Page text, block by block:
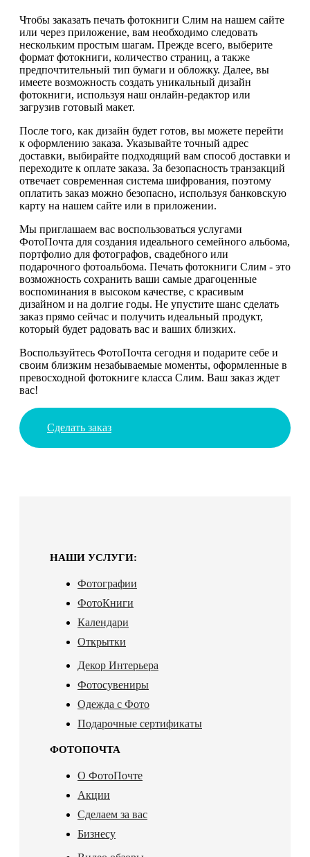
Чтобы заказать печать фотокниги Слим на нашем сайте
или через приложение, вам необходимо следовать
нескольким простым шагам. Прежде всего, выберите
формат фотокниги, количество страниц, а также
предпочтительный тип бумаги и обложку. Далее, вы
имеете возможность создать уникальный дизайн
фотокниги, используя наш онлайн-редактор или
загрузив готовый макет.
После того, как дизайн будет готов, вы можете перейти
к оформлению заказа. Указывайте точный адрес
доставки, выбирайте подходящий вам способ доставки и
переходите к оплате заказа. За безопасность транзакций
отвечает современная система шифрования, поэтому
оплатить заказ можно безопасно, используя банковскую
карту на нашем сайте или в приложении.
Мы приглашаем вас воспользоваться услугами
ФотоПочта для создания идеального семейного альбома,
портфолио для фотографов, свадебного или
подарочного фотоальбома. Печать фотокниги Слим - это
возможность сохранить ваши самые драгоценные
воспоминания в высоком качестве, с красивым
дизайном и на долгие годы. Не упустите шанс сделать
заказ прямо сейчас и получить идеальный продукт,
который будет радовать вас и ваших близких.
Воспользуйтесь ФотоПочта сегодня и подарите себе и
своим близким незабываемые моменты, оформленные в
превосходной фотокниге класса Слим. Ваш заказ ждет
вас!
Сделать заказ
НАШИ УСЛУГИ:
Фотографии
ФотоКниги
Календари
Открытки
Декор Интерьера
Фотосувениры
Одежда с Фото
Подарочные сертификаты
ФОТОПОЧТА
О ФотоПочте
Акции
Сделаем за вас
Бизнесу